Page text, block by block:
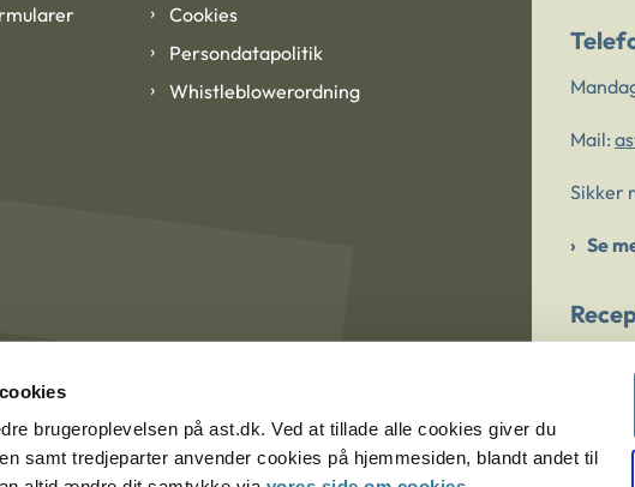
brugeroplevelsen på ast.dk. Ved at tillade alle cookies giver du
samt tredjeparter anvender cookies på hjemmesiden, blandt andet til
Cookies
Persondatapolitik
Whistleblowerordning
Mail:
Sikker
Se
Er